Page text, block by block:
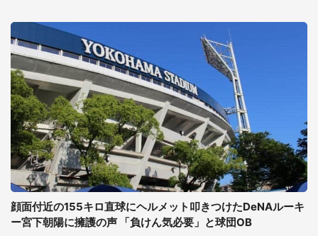
顔面付近の155キロ直球にヘルメット叩きつけたDeNAルーキ
ー宮下朝陽に擁護の声 「負けん気必要」と球団OB